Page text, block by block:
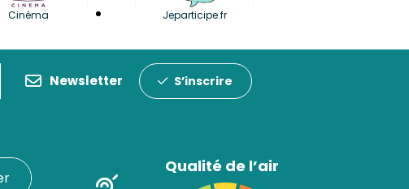
Cinéma Jeparticipe.fr
Newsletter S’inscrire
Qualité de l’air